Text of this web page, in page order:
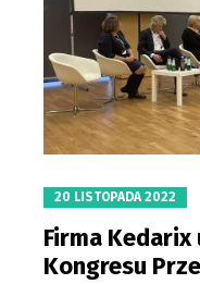
20 LISTOPADA 2022
Firma
Kongresu